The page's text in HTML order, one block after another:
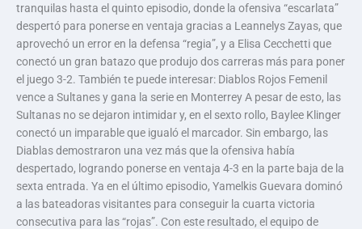
tranquilas hasta el quinto episodio, donde la ofensiva “escarlata”
despertó para ponerse en ventaja gracias a Leannelys Zayas, que
aprovechó un error en la defensa “regia”, y a Elisa Cecchetti que
conectó un gran batazo que produjo dos carreras más para poner
el juego 3-2. También te puede interesar: Diablos Rojos Femenil
vence a Sultanes y gana la serie en Monterrey A pesar de esto, las
Sultanas no se dejaron intimidar y, en el sexto rollo, Baylee Klinger
conectó un imparable que igualó el marcador. Sin embargo, las
Diablas demostraron una vez más que la ofensiva había
despertado, logrando ponerse en ventaja 4-3 en la parte baja de la
sexta entrada. Ya en el último episodio, Yamelkis Guevara dominó
a las bateadoras visitantes para conseguir la cuarta victoria
consecutiva para las “rojas”. Con este resultado, el equipo de